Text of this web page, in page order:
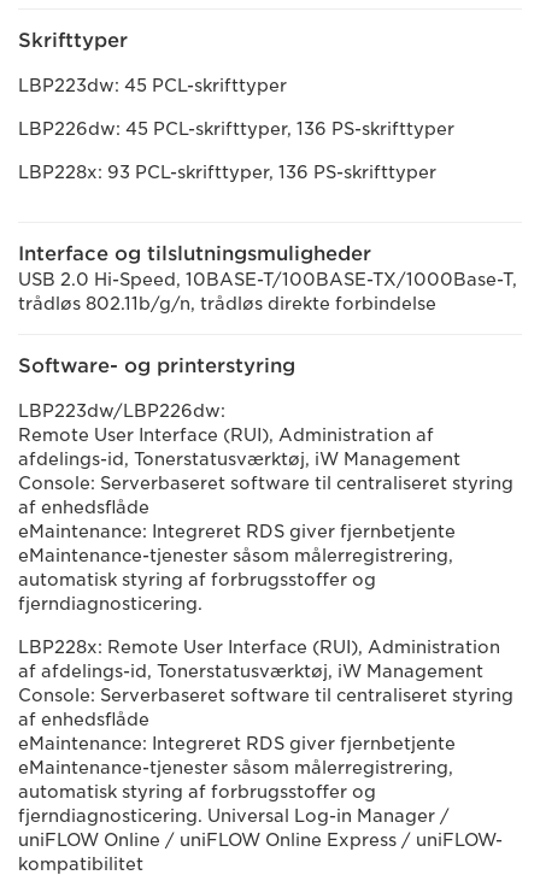
Skrifttyper
LBP223dw: 45 PCL-skrifttyper
LBP226dw: 45 PCL-skrifttyper, 136 PS-skrifttyper
LBP228x: 93 PCL-skrifttyper, 136 PS-skrifttyper
Interface og tilslutningsmuligheder
USB 2.0 Hi-Speed, 10BASE-T/100BASE-TX/1000Base-T,
trådløs 802.11b/g/n, trådløs direkte forbindelse
Software- og printerstyring
LBP223dw/LBP226dw:
Remote User Interface (RUI), Administration af
afdelings-id, Tonerstatusværktøj, iW Management
Console: Serverbaseret software til centraliseret styring
af enhedsflåde
eMaintenance: Integreret RDS giver fjernbetjente
eMaintenance-tjenester såsom målerregistrering,
automatisk styring af forbrugsstoffer og
fjerndiagnosticering.
LBP228x: Remote User Interface (RUI), Administration
af afdelings-id, Tonerstatusværktøj, iW Management
Console: Serverbaseret software til centraliseret styring
af enhedsflåde
eMaintenance: Integreret RDS giver fjernbetjente
eMaintenance-tjenester såsom målerregistrering,
automatisk styring af forbrugsstoffer og
fjerndiagnosticering. Universal Log-in Manager /
uniFLOW Online / uniFLOW Online Express / uniFLOW-
kompatibilitet